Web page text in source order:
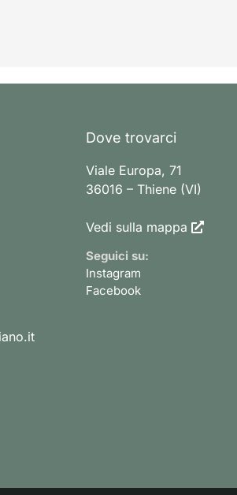
Dove trovarci
Viale Europa, 71
36016 – Thiene (VI)
Vedi sulla mappa
Seguici su:
Instagram
Facebook